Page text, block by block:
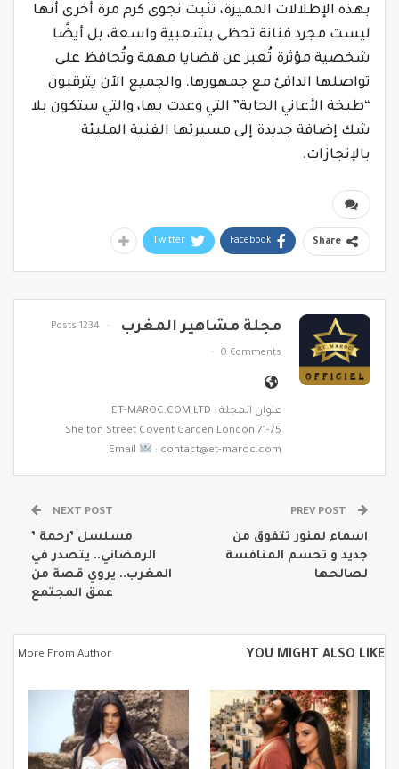
بهذه الإطلالات المميزة، تثبت نجوى كرم مرة أخرى أنها
ليست مجرد فنانة تحظى بشعبية واسعة، بل أيضًا
شخصية مؤثرة تُعبر عن قضايا مهمة وتُحافظ على
تواصلها الدافئ مع جمهورها. والجميع الآن يترقبون
“طبخة الأغاني الجاية” التي وعدت بها، والتي ستكون بلا
شك إضافة جديدة إلى مسيرتها الفنية المليئة
بالإنجازات.
Share
Facebook
Twitter
مجلة مشاهير المغرب 1234 Posts
0 Comments
عنوان المجلة : ET-MAROC.COM LTD
71-75 Shelton Street Covent Garden London
Email
: contact@et-maroc.com
اسماء لمنور تتفوق من
جديد و تحسم المنافسة
لصالحها
NEXT POST
مسلسل ’رحمة ’
الرمضاني.. يتصدر في
المغرب.. يروي قصة ‎من
عمق المجتمع
YOU MIGHT ALSO LIKE
More From Author